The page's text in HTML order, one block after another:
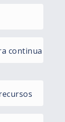
continua